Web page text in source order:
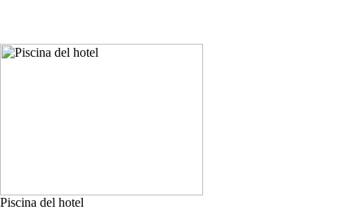
Piscina del hotel